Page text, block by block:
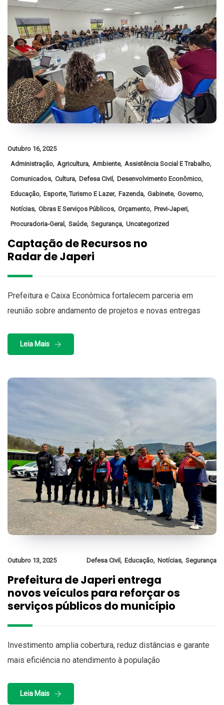
Outubro 16, 2025
Administração, Agricultura, Ambiente, Assistência Social E Trabalho,
Comunicados, Cultura, Defesa Civil , Desenvolvimento Econômico,
Educação, Esporte, Turismo E Lazer, Fazenda, Gabinete, Governo,
Notícias, Obras E Serviços Públicos, Orçamento, Previ-Japeri,
Procuradoria-Geral , Saúde, Segurança, Uncategorized
Captação de Recursos no
Radar de Japeri
Prefeitura e Caixa Econômica fortalecem parceria em
reunião sobre andamento de projetos e novas entregas
Leia Mais
Outubro 13, 2025 Defesa Civil , Educação, Notícias, Segurança
Prefeitura de Japeri entrega
novos veículos para reforçar os
serviços públicos do município
Investimento amplia cobertura, reduz distâncias e garante
mais eficiência no atendimento à população
Leia Mais